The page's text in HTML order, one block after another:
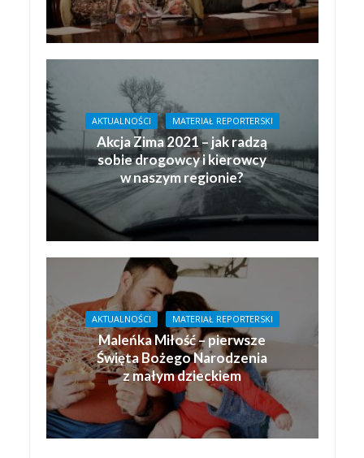
AKTUALNOŚCI MATERIAŁ REPORTERSKI
Akcja Zima 2021 – jak radzą
sobie drogowcy i kierowcy
w naszym regionie?
AKTUALNOŚCI MATERIAŁ REPORTERSKI
Maleńka Miłość – pierwsze
Święta Bożego Narodzenia
z małym dzieckiem